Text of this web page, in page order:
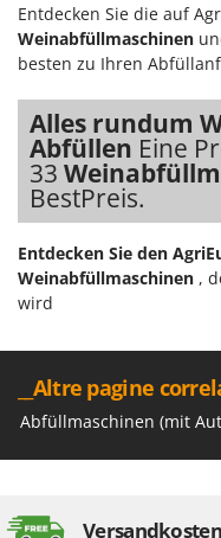
Omas
Ompagrill
Oriental Koshin
Outdoorchef
P
Palumbo Pavi
Pramac
R
Entdecken Sie die auf
Weinabfüllmaschinen
besten zu Ihren
Alles rundum
Abfüllen Eine
33
BestPreis.
Entdecken Sie den
Weinabfüllmaschinen ,
wird
__Altre pagine
Abfüllmaschinen (mit